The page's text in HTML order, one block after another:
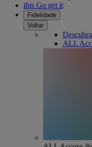
ibis Go get it
Fidelidade
Voltar
ALL